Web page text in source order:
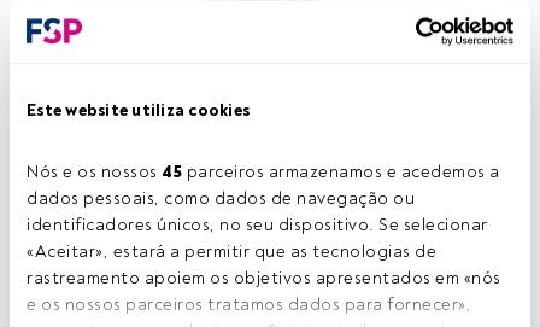
Este website utiliza cookies
Nós e os nossos 45 parceiros armazenamos e acedemos a
dados pessoais, como dados de navegação ou
identificadores únicos, no seu dispositivo. Se selecionar
«Aceitar», estará a permitir que as tecnologias de
rastreamento apoiem os objetivos apresentados em «nós
e os nossos parceiros tratamos dados para fornecer»,
Tempo de leitura:5 min.